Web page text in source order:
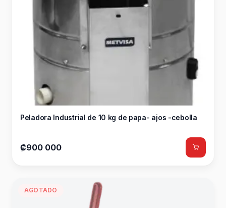
Peladora Industrial de 10 kg de papa- ajos -cebolla
₡900 000
AGOTADO